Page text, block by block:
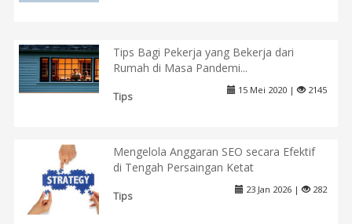
Tips Bagi Pekerja yang Bekerja dari
Rumah di Masa Pandemi...
Tips
15 Mei 2020 | 2145
Mengelola Anggaran SEO secara Efektif
di Tengah Persaingan Ketat
Tips
23 Jan 2026 | 282